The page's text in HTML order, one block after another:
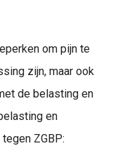
om pijn te
zijn, maar ook
de belasting en
en
ZGBP: